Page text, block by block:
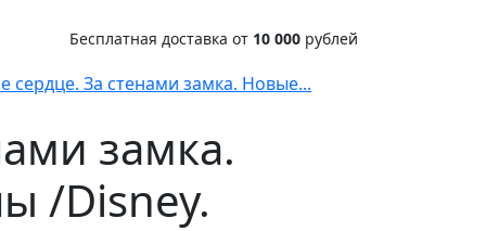
Бесплатная доставка от 10 000 рублей
сердце. За стенами замка. Новые...
замка.
/Disney.